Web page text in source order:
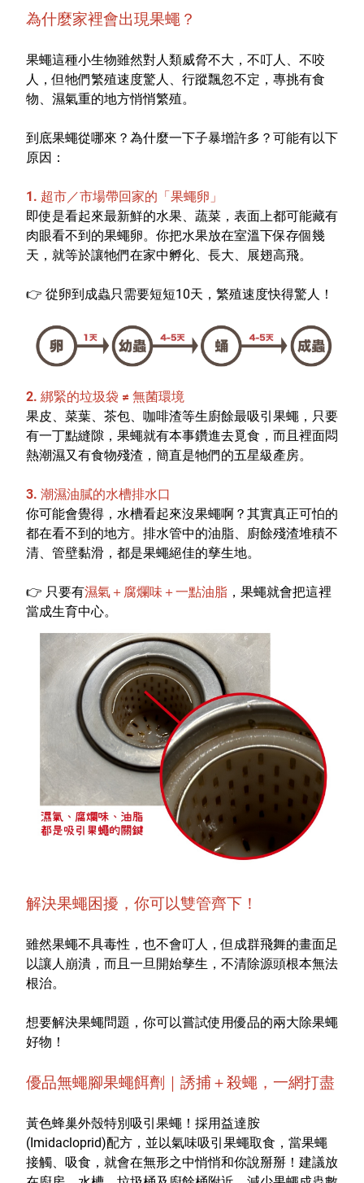
會員中心
Line
Youtube
為什麼家裡會出現果蠅？
果蠅這種小生物雖然對人類威脅不大，不叮人、不咬
人，但牠們繁殖速度驚人、行蹤飄忽不定，專挑有食
物、濕氣重的地方悄悄繁殖。
到底果蠅從哪來？為什麼一下子暴增許多？可能有以下
原因：
1. 超市／市場帶回家的「果蠅卵」
即使是看起來最新鮮的水果、蔬菜，表面上都可能藏有
肉眼看不到的果蠅卵。你把水果放在室溫下保存個幾
天，就等於讓牠們在家中孵化、長大、展翅高飛。
👉 從卵到成蟲只需要短短10天，繁殖速度快得驚人！
2. 綁緊的垃圾袋 ≠ 無菌環境
果皮、菜葉、茶包、咖啡渣等生廚餘最吸引果蠅，只要
有一丁點縫隙，果蠅就有本事鑽進去覓食，而且裡面悶
熱潮濕又有食物殘渣，簡直是牠們的五星級產房。
3. 潮濕油膩的水槽排水口
你可能會覺得，水槽看起來沒果蠅啊？其實真正可怕的
都在看不到的地方。排水管中的油脂、廚餘殘渣堆積不
清、管壁黏滑，都是果蠅絕佳的孳生地。
👉 只要有濕氣＋腐爛味＋一點油脂 ，果蠅就會把這裡
當成生育中心。
解決果蠅困擾，你可以雙管齊下！
雖然果蠅不具毒性，也不會叮人，但成群飛舞的畫面足
以讓人崩潰，而且一旦開始孳生，不清除源頭根本無法
根治。
想要解決果蠅問題，你可以嘗試使用優品的兩大除果蠅
好物！
優品無蠅腳果蠅餌劑｜誘捕＋殺蠅，一網打盡
黃色蜂巢外殼特別吸引果蠅！採用益達胺
(Imidacloprid)配方，並以氣味吸引果蠅取食，當果蠅
接觸、吸食，就會在無形之中悄悄和你說掰掰！建議放